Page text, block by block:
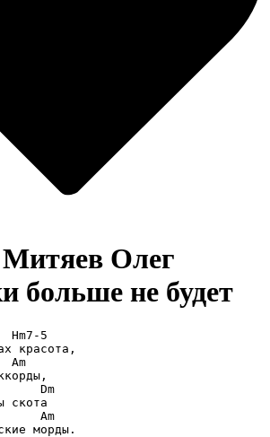
Олег
больше не будет
5
красота,
Am
Dm
скота
Am
морды.